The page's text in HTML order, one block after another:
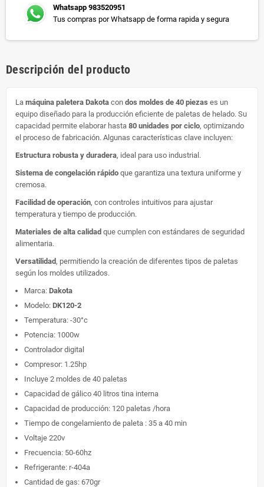
Whatsapp 983520951
Tus compras por Whatsapp de forma rapida y segura
Descripción del producto
La máquina paletera Dakota con dos moldes de 40 piezas es un
equipo diseñado para la producción eficiente de paletas de helado. Su
capacidad permite elaborar hasta 80 unidades por ciclo, optimizando
el proceso de fabricación. Algunas características clave incluyen:
Estructura robusta y duradera, ideal para uso industrial.
Sistema de congelación rápido que garantiza una textura uniforme y
cremosa.
Facilidad de operación, con controles intuitivos para ajustar
temperatura y tiempo de producción.
Materiales de alta calidad que cumplen con estándares de seguridad
alimentaria.
Versatilidad, permitiendo la creación de diferentes tipos de paletas
según los moldes utilizados.
Marca: Dakota
Modelo: DK120-2
Temperatura: -30°c
Potencia: 1000w
Controlador digital
Compresor: 1.25hp
Incluye 2 moldes de 40 paletas
Capacidad de gálico 40 litros tina interna
Capacidad de producción: 120 paletas /hora
Tiempo de congelamiento de paleta : 35 a 40 min
Voltaje 220v
Frecuencia: 50-60hz
Refrigerante: r-404a
Cantidad de gas: 670gr